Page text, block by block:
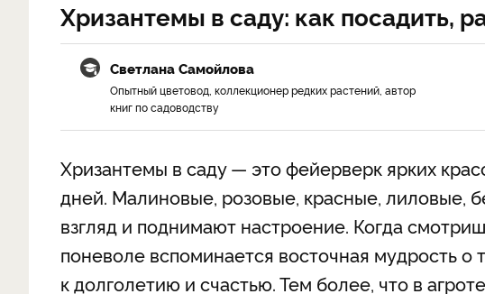
Хризантемы в саду: как посадить,
Светлана Самойлова
Опытный цветовод, коллекционер редких растений, автор
книг по садоводству
Хризантемы в саду — это фейерверк ярких
дней. Малиновые, розовые, красные, лиловые,
взгляд и поднимают настроение. Когда
поневоле вспоминается восточная мудрость
к долголетию и счастью. Тем более, что в